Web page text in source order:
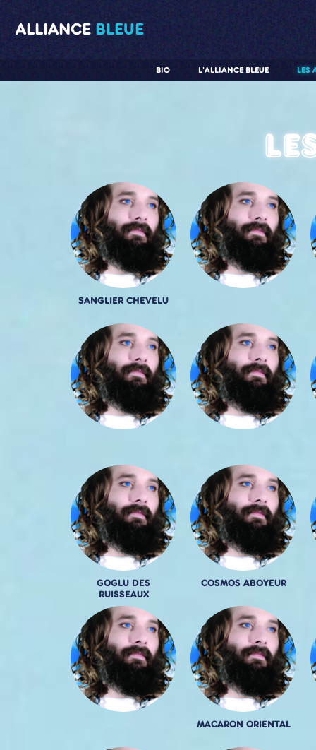
ALLIANCE BLEUE
LES
L'ALLIANCE BLEUE
BIO
SANGLIER CHEVELU
GOGLU DES
RUISSEAUX
COSMOS ABOYEUR
MACARON ORIENTAL